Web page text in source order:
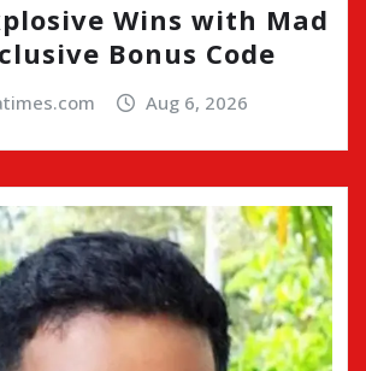
Wins with Mad
Bonus Code
Aug 6, 2026